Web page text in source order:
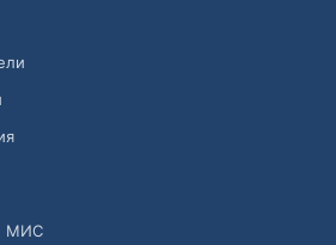
МИС